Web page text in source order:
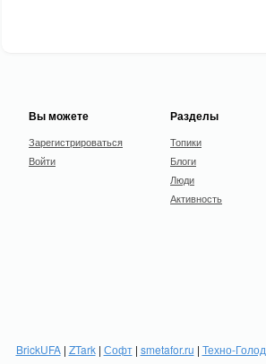
Вы можете
Зарегистрироваться
Войти
Разделы
Топики
Блоги
Люди
Активность
BrickUFA| ZTark| Софт| smetafor.ru | Техно-Голод